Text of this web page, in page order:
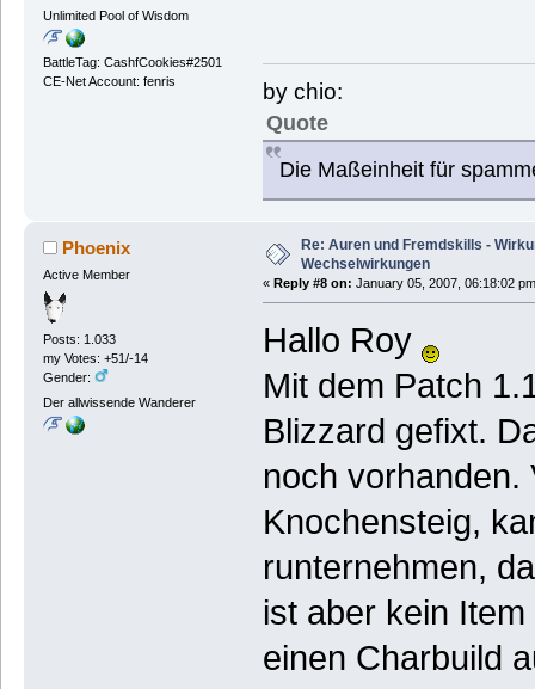
Unlimited Pool of Wisdom
BattleTag: CashfCookies#2501
CE-Net Account: fenris
by chio:
Quote
Die Maßeinheit für
Phoenix
Active Member
Posts: 1.033
my Votes: +51/-14
Gender:
Der allwissende Wanderer
Re: Auren und Fremdskills -
Wechselwirkungen
« Reply #8 on: January 05, 2007, 06:18:02
Hallo Roy
Mit dem Patch
Blizzard gefixt.
noch vorhanden.
Knochensteig,
runternehmen,
ist aber kein
einen Charbuild